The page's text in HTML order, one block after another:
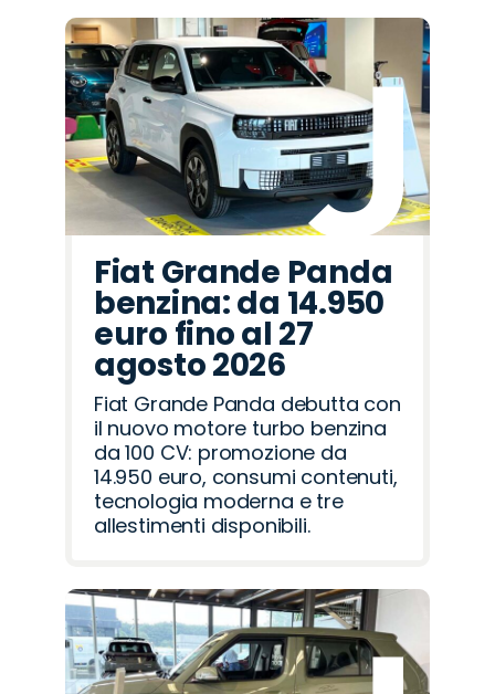
Fiat Grande Panda
benzina: da 14.950
euro fino al 27
agosto 2026
Fiat Grande Panda debutta con
il nuovo motore turbo benzina
da 100 CV: promozione da
14.950 euro, consumi contenuti,
tecnologia moderna e tre
allestimenti disponibili.